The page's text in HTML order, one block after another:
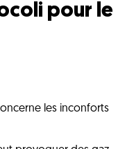
pour le
les inconforts